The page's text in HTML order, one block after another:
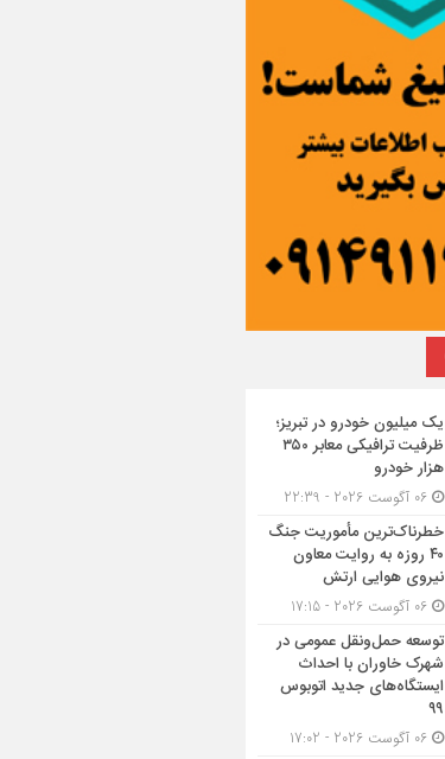
یک میلیون خودرو در تبریز؛
ظرفیت ترافیکی معابر ۳۵۰
هزار خودرو
خطرناک‌ترین مأموریت جنگ
۴۰ روزه به روایت معاون
نیروی هوایی ارتش
توسعه حمل‌ونقل عمومی در
شهرک خاوران با احداث
ایستگاه‌های جدید اتوبوس
۹۹